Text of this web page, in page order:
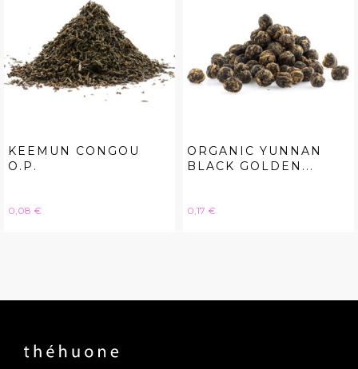
KEEMUN CONGOU
O.P.
Hinta
0,08 €
ORGANIC YUNNAN
BLACK GOLDEN...
Hinta
0,17 €